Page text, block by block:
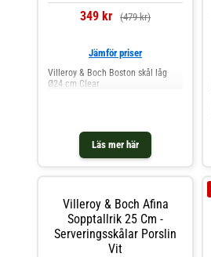
349 kr (479 kr)
Läs mer här
Jämför priser
Villeroy & Boch Boston skål låg
Ø24 cm Clear
Villeroy & Boch Afina
Sopptallrik 25 Cm -
Serveringsskålar Porslin
Vit